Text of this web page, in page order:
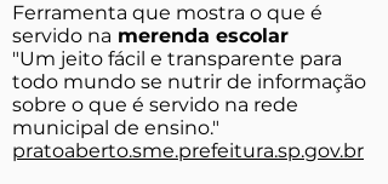
Ferramenta que mostra o que é
servido na merenda escolar
"Um jeito fácil e transparente para
todo mundo se nutrir de informação
sobre o que é servido na rede
municipal de ensino."
pratoaberto.sme.prefeitura.sp.gov.br